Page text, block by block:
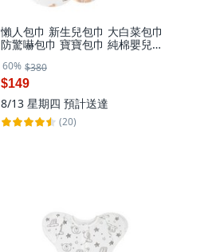
懶人包巾 新生兒包巾 大白菜包巾
防驚嚇包巾 寶寶包巾 純棉嬰兒包
熊
60% $380
$149
8/13 星期四 預計送達
(20)